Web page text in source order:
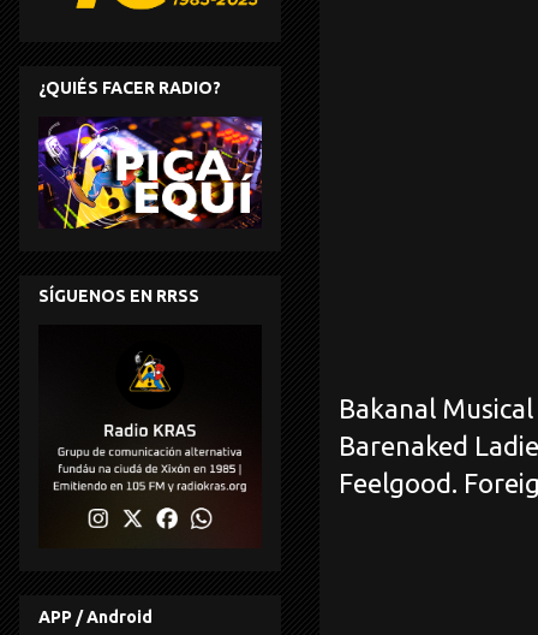
Bakanal
Barenaked
Feelgood.
¿QUIÉS FACER RADIO?
SÍGUENOS EN RRSS
APP / Android